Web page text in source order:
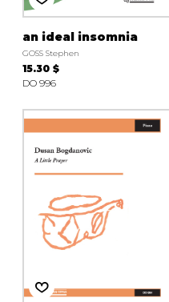
an ideal insomnia
GOSS Stephen
15.30 $
DO 996